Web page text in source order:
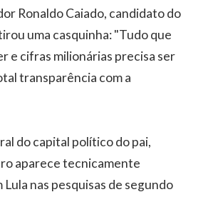
Ronaldo Caiado, candidato do
uma casquinha: "Tudo que
e cifras milionárias precisa ser
transparência com a
do capital político do pai,
aparece tecnicamente
nas pesquisas de segundo